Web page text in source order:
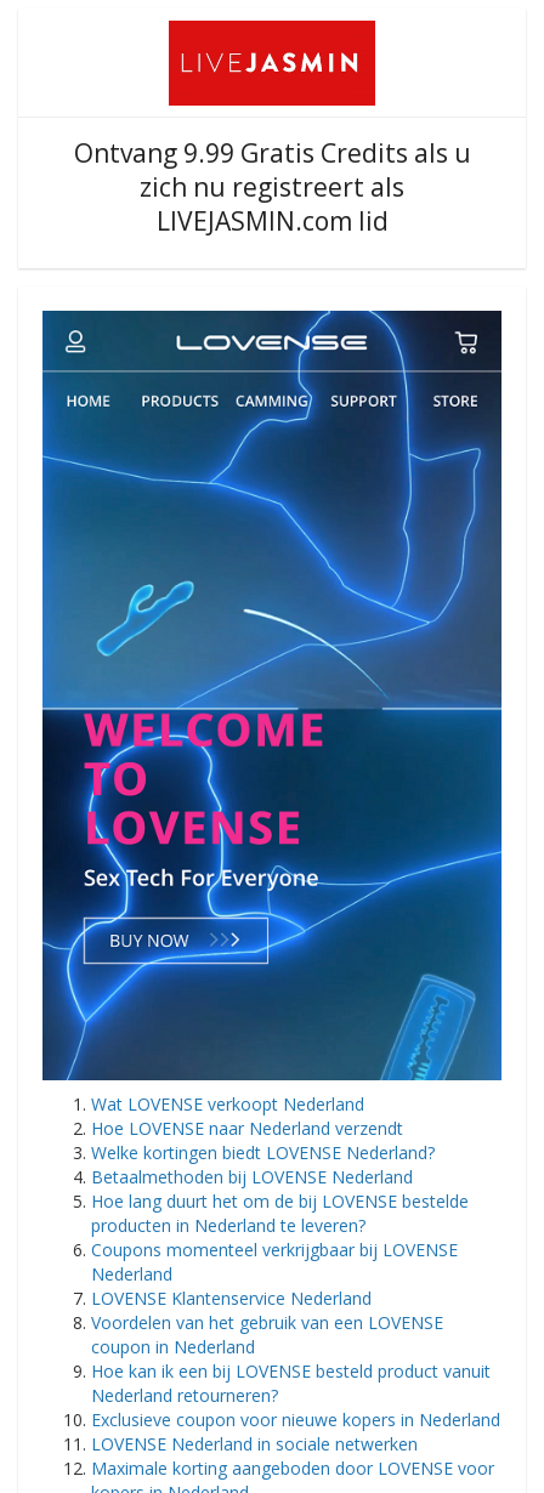
Ontvang 9.99 Gratis Credits als u
zich nu registreert als
LIVEJASMIN.com lid
Wat LOVENSE verkoopt Nederland
Hoe LOVENSE naar Nederland verzendt
Welke kortingen biedt LOVENSE Nederland?
Betaalmethoden bij LOVENSE Nederland
Hoe lang duurt het om de bij LOVENSE bestelde
producten in Nederland te leveren?
Coupons momenteel verkrijgbaar bij LOVENSE
Nederland
LOVENSE Klantenservice Nederland
Voordelen van het gebruik van een LOVENSE
coupon in Nederland
Hoe kan ik een bij LOVENSE besteld product vanuit
Nederland retourneren?
Exclusieve coupon voor nieuwe kopers in Nederland
LOVENSE Nederland in sociale netwerken
Maximale korting aangeboden door LOVENSE voor